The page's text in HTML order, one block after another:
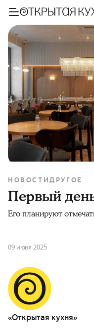
НОВОСТИДРУГОЕ
Первый
Его планируют
09 июня 2025
«Открытая кухня»